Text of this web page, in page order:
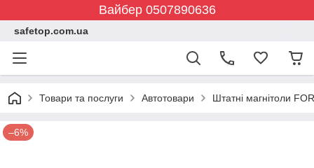
Вайбер 0507890636
safetop.com.ua
Товари та послуги Автотовари Штатні магнітоли
–6%